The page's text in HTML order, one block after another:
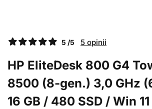
5 /5 5 opinii
HP EliteDesk 800 G4
8500 (8-gen.) 3,0 GHz
16 GB / 480 SSD / Win